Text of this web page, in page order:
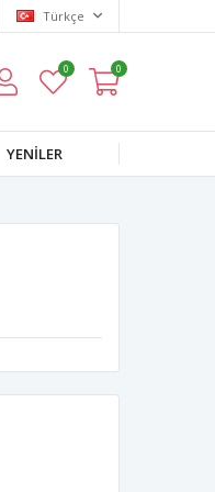
Türkçe
0 0
YENILER